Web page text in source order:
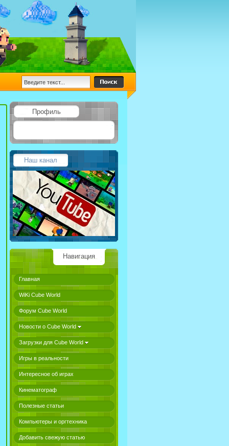
Профиль
Наш канал
Навигация
Главная
WiKi Cube World
Форум Cube World
Новости о Cube World
Загрузки для Cube World
Игры в реальности
Интересное об играх
Кинематограф
Полезные статьи
Компьютеры и оргтехника
Добавить свежую статью